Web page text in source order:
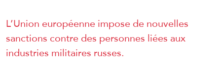
L’Union européenne impose de nouvelles
sanctions contre des personnes liées aux
industries militaires russes.